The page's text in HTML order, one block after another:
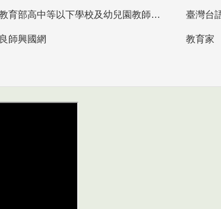
教育部高中等以下學校及幼兒園教師資格檢定考試 臺灣台
良師興國網 教育家